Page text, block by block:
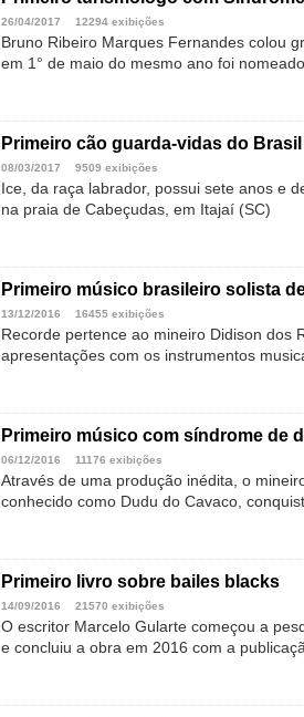
26/04/2017 12294 exibições
Bruno Ribeiro Marques Fernandes colou
em 1° de maio do mesmo ano foi
Primeiro cão guarda-vidas do Brasil
08/03/2017 9509 exibições
Ice, da raça labrador, possui sete anos e
na praia de Cabeçudas, em Itajaí (SC)
Primeiro músico brasileiro solista
13/12/2016 16455 exibições
Recorde pertence ao mineiro Didison dos
apresentações com os instrumentos
Primeiro músico com síndrome de
06/12/2016 11176 exibições
Através de uma produção inédita, o
conhecido como Dudu do Cavaco,
Primeiro livro sobre bailes blacks
14/09/2016 21570 exibições
O escritor Marcelo Gularte começou a
e concluiu a obra em 2016 com a